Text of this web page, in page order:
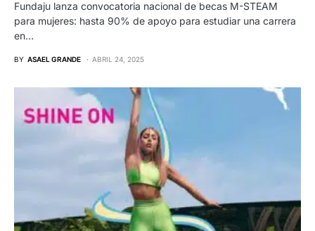
Fundaju lanza convocatoria nacional de becas M-STEAM
para mujeres: hasta 90% de apoyo para estudiar una carrera
en…
BY ASAEL GRANDE ABRIL 24, 2025